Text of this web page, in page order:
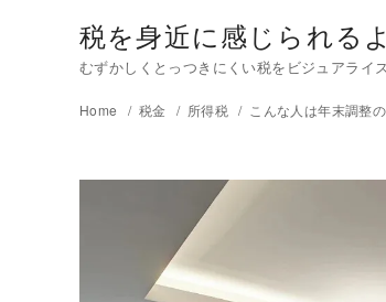
税を身近に感じられる
むずかしくとっつきにくい税をビジュアラ
Home 税金 所得税 こんな人は年末調整